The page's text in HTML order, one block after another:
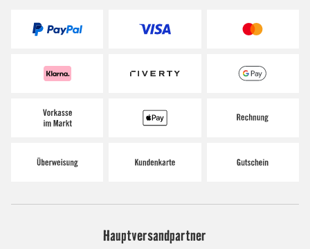
Hauptversandpartner